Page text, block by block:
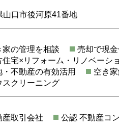
山口市後河原41番地
家の管理を相談
売却で現
住宅×リフォーム・リノベーシ
・不動産の有効活用
空き
スクリーニング
産取引会社 公認 不動産コ